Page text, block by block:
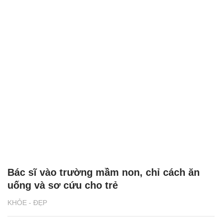
KHỎE - ĐẸP
Bác sĩ vào trường mầm non, chỉ cách ăn
uống và sơ cứu cho trẻ